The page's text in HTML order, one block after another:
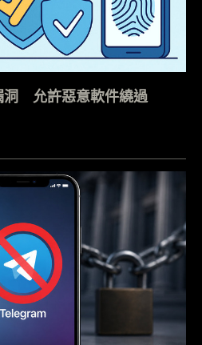
洞 允許惡意軟件繞過